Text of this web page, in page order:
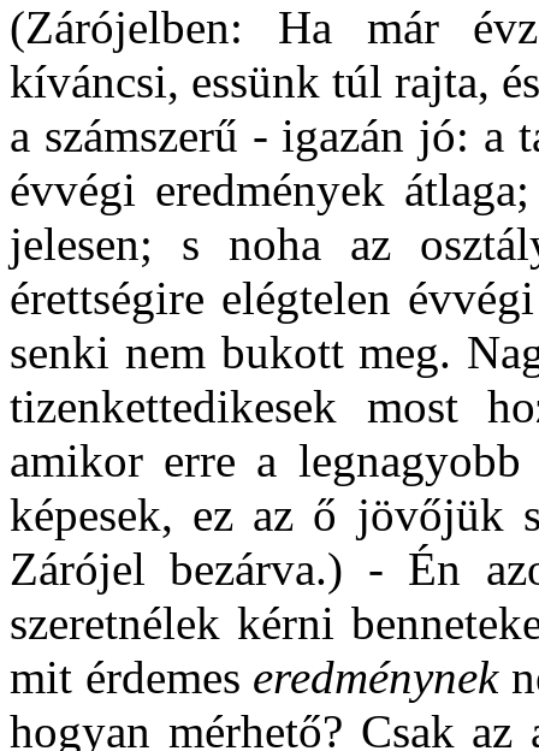
(Zárójelben: Ha már
kíváncsi, essünk túl rajta,
a számszerű - igazán jó:
évvégi eredmények
jelesen; s noha az
érettségire elégtelen
senki nem bukott meg.
tizenkettedikesek most
amikor erre a
képesek, ez az ő jövőjük
Zárójel bezárva.) - Én
szeretnélek kérni
mit érdemes eredménynek
hogyan mérhető? Csak az